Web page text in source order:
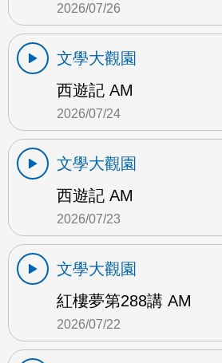
2026/07/26
文學大觀園
西遊記 AM
2026/07/24
文學大觀園
西遊記 AM
2026/07/23
文學大觀園
紅樓夢第288講 AM
2026/07/22